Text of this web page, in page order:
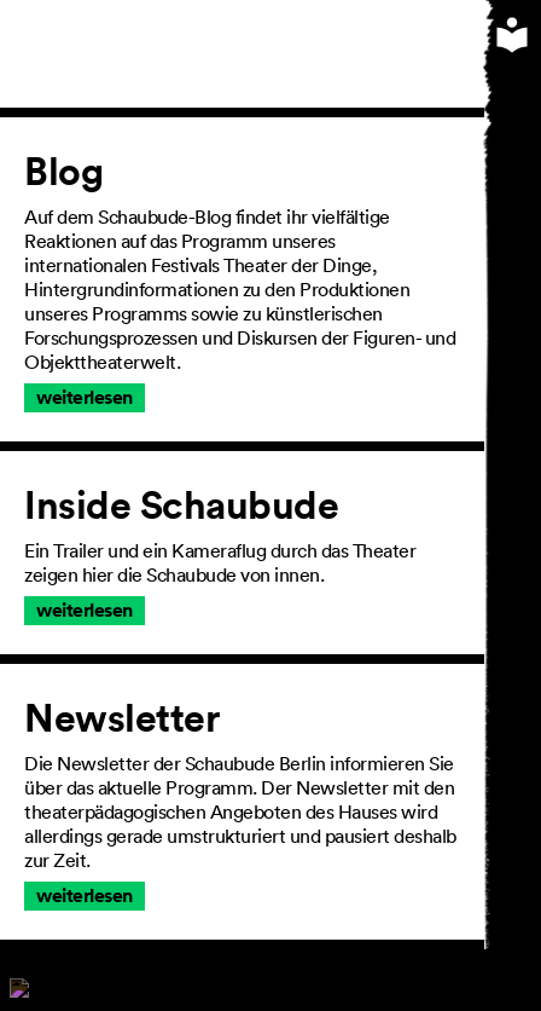
Artikel
Blog
Auf dem Schaubude-Blog findet ihr vielfältige
Reaktionen auf das Programm unseres
internationalen Festivals Theater der Dinge,
Hintergrundinformationen zu den Produktionen
unseres Programms sowie zu künstlerischen
Forschungsprozessen und Diskursen der Figuren- und
Objekttheaterwelt.
weiterlesen
Inside Schaubude
Ein Trailer und ein Kameraflug durch das Theater
zeigen hier die Schaubude von innen.
weiterlesen
Newsletter
Die Newsletter der Schaubude Berlin informieren Sie
über das aktuelle Programm. Der Newsletter mit den
theaterpädagogischen Angeboten des Hauses wird
allerdings gerade umstrukturiert und pausiert deshalb
zur Zeit.
weiterlesen